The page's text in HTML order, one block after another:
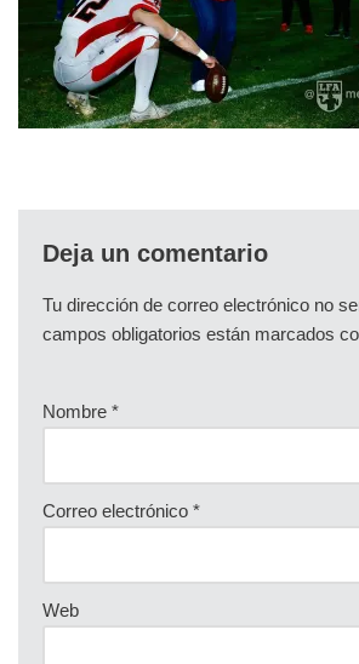
Deja un comentario
Tu dirección de correo electrónico no
campos obligatorios están marcados
Nombre *
Correo electrónico *
Web